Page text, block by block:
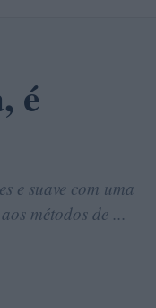
é
e suave com uma
métodos de ...